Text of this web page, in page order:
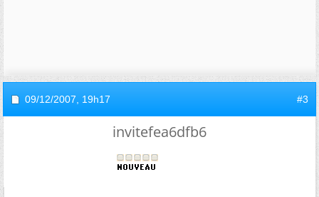
09/12/2007, 19h17 #3
invitefea6dfb6